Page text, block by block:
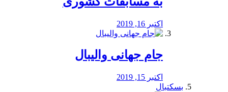
اکتبر 16, 2019
جام جهانی والیبال
اکتبر 15, 2019
بسکتبال